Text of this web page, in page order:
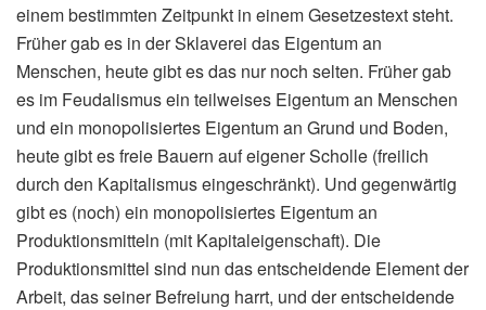
einem bestimmten Zeitpunkt in einem Gesetzestext steht.
Früher gab es in der Sklaverei das Eigentum an
Menschen, heute gibt es das nur noch selten. Früher gab
es im Feudalismus ein teilweises Eigentum an Menschen
und ein monopolisiertes Eigentum an Grund und Boden,
heute gibt es freie Bauern auf eigener Scholle (freilich
durch den Kapitalismus eingeschränkt). Und gegenwärtig
gibt es (noch) ein monopolisiertes Eigentum an
Produktionsmitteln (mit Kapitaleigenschaft). Die
Produktionsmittel sind nun das entscheidende Element der
Arbeit, das seiner Befreiung harrt, und der entscheidende